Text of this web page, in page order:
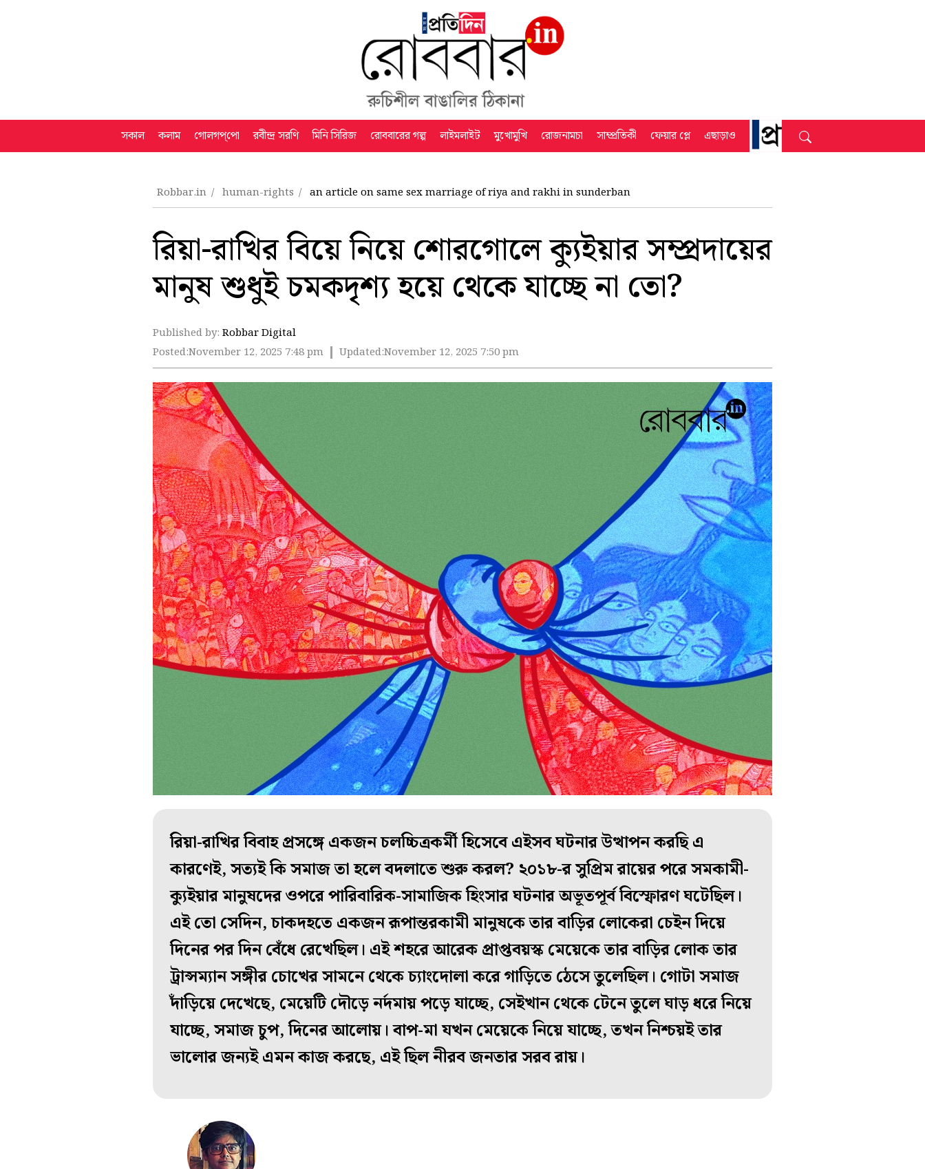
সকাল কলাম গোলগপ্‌পো রবীন্দ্র সরণি মিনি সিরিজ রোববারের গল্প লাইমলাইট মুখোমুখি রোজনামচা সাম্প্রতিকী ফেয়ার প্লে এছাড়াও
Robbar.in human-rights an article on same sex marriage of riya and rakhi in sunderban
রিয়া-রাখির বিয়ে নিয়ে শোরগোলে ক্যুইয়ার সম্প্রদায়ের
মানুষ শুধুই চমকদৃশ্য হয়ে থেকে যাচ্ছে না তো?
Published by: Robbar Digital
Posted:November 12, 2025 7:48 pm Updated:November 12, 2025 7:50 pm
রিয়া-রাখির বিবাহ প্রসঙ্গে একজন চলচ্চিত্রকর্মী হিসেবে এইসব ঘটনার উত্থাপন করছি এ
কারণেই, সত্যই কি সমাজ তা হলে বদলাতে শুরু করল? ২০১৮-র সুপ্রিম রায়ের পরে সমকামী-
ক্যুইয়ার মানুষদের ওপরে পারিবারিক-সামাজিক হিংসার ঘটনার অভূতপূর্ব বিস্ফোরণ ঘটেছিল।
এই তো সেদিন, চাকদহতে একজন রূপান্তরকামী মানুষকে তার বাড়ির লোকেরা চেইন দিয়ে
দিনের পর দিন বেঁধে রেখেছিল। এই শহরে আরেক প্রাপ্তবয়স্ক মেয়েকে তার বাড়ির লোক তার
ট্রান্সম্যান সঙ্গীর চোখের সামনে থেকে চ্যাংদোলা করে গাড়িতে ঠেসে তুলেছিল। গোটা সমাজ
দাঁড়িয়ে দেখেছে, মেয়েটি দৌড়ে নর্দমায় পড়ে যাচ্ছে, সেইখান থেকে টেনে তুলে ঘাড় ধরে নিয়ে
যাচ্ছে, সমাজ চুপ, দিনের আলোয়। বাপ-মা যখন মেয়েকে নিয়ে যাচ্ছে, তখন নিশ্চয়ই তার
ভালোর জন্যই এমন কাজ করছে, এই ছিল নীরব জনতার সরব রায়।